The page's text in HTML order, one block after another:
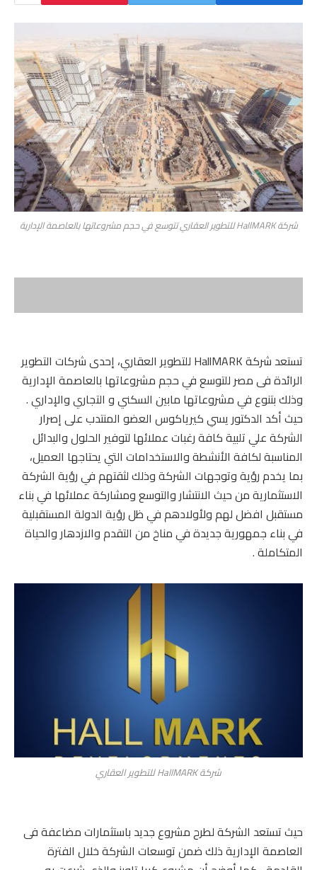
شركة HallMARK للتطوير العقاري تتوسع في حجم مشروعاتها بالعاصمة الإدارية
تستعد شركة HallMARK للتطوير العقاري، إحدى شركات التطوير
الرائدة فى مصر للتوسع في حجم مشروعاتها بالعاصمة الإدارية
وذلك بتنوع في مشروعاتها مابين السكني و التجاري والإداري .
حيث أكد الدكتور يسي كيرياكوس العضو المنتدب على إصرار
الشركة علي تلبية كافة رغبات عملائها لتوفير الحلول والبدائل
المناسبة لكافة الأنشطة والاستخدامات التي يحتاجها العميل،
بما يخدم رؤية وتوجهات الشركة وذلك لثقتهم في رؤية الشركة
الاستثمارية من حيث الانتشار والتوسع ومشاركة عملائها في بناء
مستقبل افضل لهم ولأولادهم في ظل رؤية الدولة المستقبلية
في بناء جمهورية جديدة في مناخ من التقدم والازدهار والحياة
المتكاملة .
شركة HallMARK للتطوير العقاري
حيث تستعد الشركة لطرح مشروع جديد باستثمارات مضاعفة فى
العاصمة الإدارية ذلك ضمن توسعات الشركة خلال الفترة